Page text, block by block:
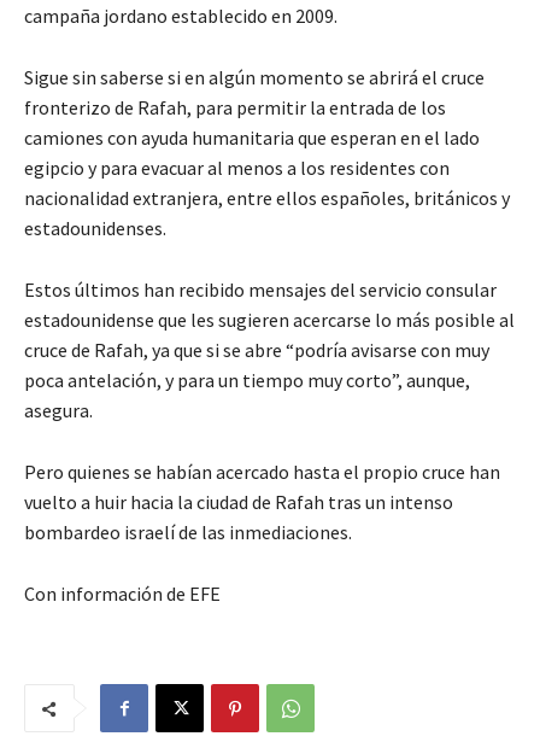
campaña jordano establecido en 2009.
Sigue sin saberse si en algún momento se abrirá el cruce
fronterizo de Rafah, para permitir la entrada de los
camiones con ayuda humanitaria que esperan en el lado
egipcio y para evacuar al menos a los residentes con
nacionalidad extranjera, entre ellos españoles, británicos y
estadounidenses.
Estos últimos han recibido mensajes del servicio consular
estadounidense que les sugieren acercarse lo más posible al
cruce de Rafah, ya que si se abre “podría avisarse con muy
poca antelación, y para un tiempo muy corto”, aunque,
asegura.
Pero quienes se habían acercado hasta el propio cruce han
vuelto a huir hacia la ciudad de Rafah tras un intenso
bombardeo israelí de las inmediaciones.
Con información de EFE